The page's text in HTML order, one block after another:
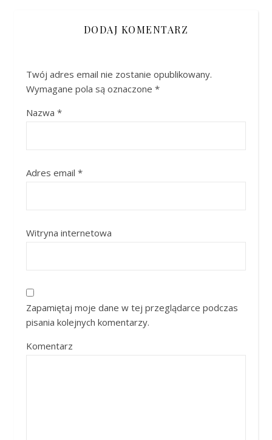
DODAJ KOMENTARZ
Twój adres email nie zostanie opublikowany.
Wymagane pola są oznaczone *
Nazwa *
Adres email *
Witryna internetowa
Zapamiętaj moje dane w tej przeglądarce podczas
pisania kolejnych komentarzy.
Komentarz